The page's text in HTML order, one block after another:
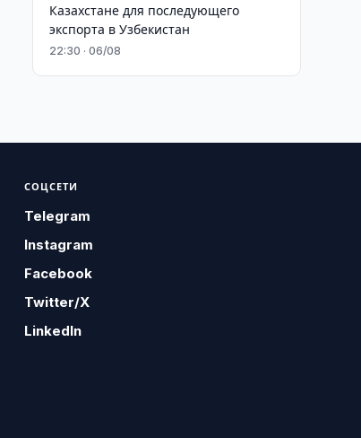
Казахстане для последующего
экспорта в Узбекистан
22:30 · 06/08
СОЦСЕТИ
Telegram
Instagram
Facebook
Twitter/X
LinkedIn